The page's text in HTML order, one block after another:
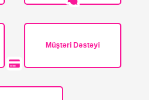
Müştəri Dəstəyi